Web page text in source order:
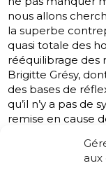
aux
nous allons
la superbe
quasi totale des
rééquilibrage des
Brigitte Grésy,
des bases de
qu’il n’y a pas de
remise en cause
l’expression des
femmes ainsi